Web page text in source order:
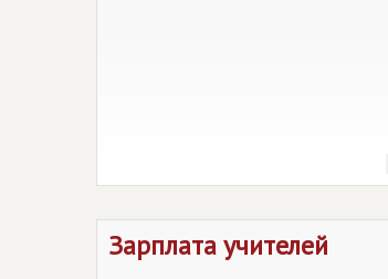
Зарплата учителей